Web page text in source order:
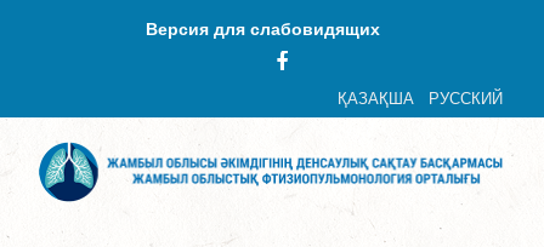
Версия для слабовидящих
ҚАЗАҚША РУССКИЙ